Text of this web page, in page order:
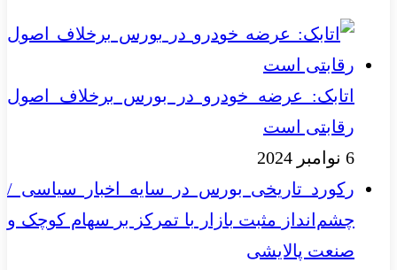
اتابک: عرضه خودرو در بورس برخلاف اصول
رقابتی است
6 نوامبر 2024
رکورد تاریخی بورس در سایه اخبار سیاسی /
چشم‌انداز مثبت بازار با تمرکز بر سهام کوچک و
صنعت پالایشی